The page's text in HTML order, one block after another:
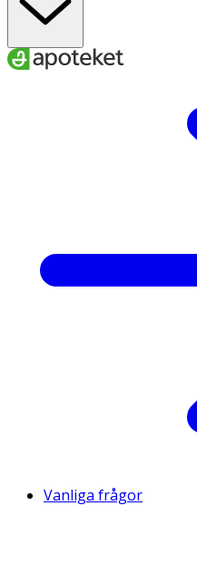
Vanliga frågor